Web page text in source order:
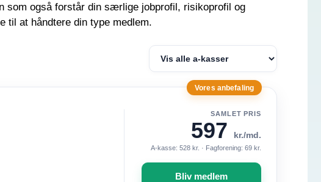
som også forstår din særlige jobprofil, risikoprofil og
til at håndtere din type medlem.
Vælg filter for a-kasser
Vores anbefaling
SAMLET PRIS
597 kr./md.
A-kasse: 528 kr. · Fagforening: 69 kr.
Bliv medlem